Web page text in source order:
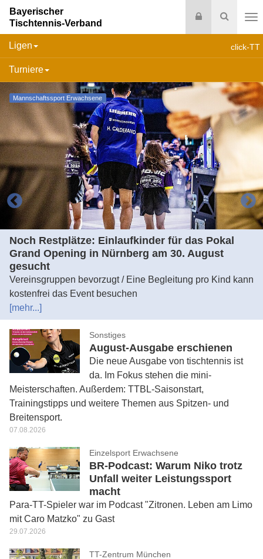
Suche
Login
Bayerischer
Tischtennis-Verband
click-TT
Ligen
Turniere
Mannschaftssport Erwachsene
Noch Restplätze: Einlaufkinder für das Pokal
Grand Opening in Nürnberg am 30. August
gesucht
Vereinsgruppen bevorzugt / Eine Begleitung pro Kind kann
kostenfrei das Event besuchen
[mehr...]
Sonstiges
August-Ausgabe erschienen
Die neue Ausgabe von tischtennis ist
da. Im Fokus stehen die mini-
Meisterschaften. Außerdem: TTBL-Saisonstart,
Trainingstipps und weitere Themen aus Spitzen- und
Breitensport.
07.08.2026
Einzelsport Erwachsene
BR-Podcast: Warum Niko trotz
Unfall weiter Leistungssport
macht
Para-TT-Spieler war im Podcast "Zitronen. Leben am Limo
mit Caro Matzko" zu Gast
29.07.2026
TT-Zentrum München